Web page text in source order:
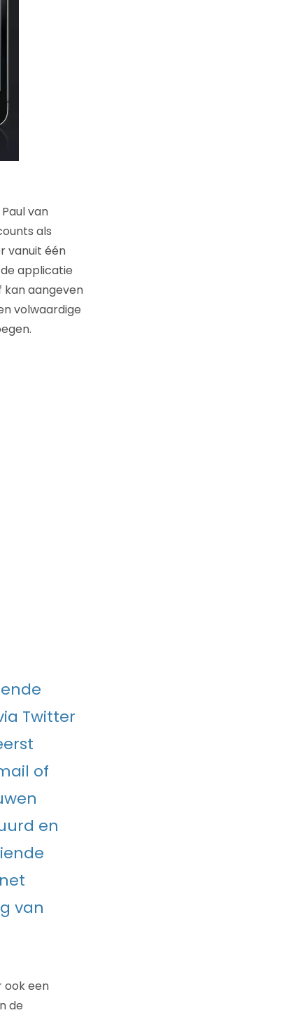
van
als
vanuit één
applicatie
kan aangeven
volwaardige
Twitter
of
en
van
ook een
de